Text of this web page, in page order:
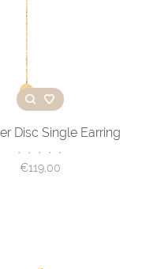
Disc Single Earring
• • • • •
€119,00